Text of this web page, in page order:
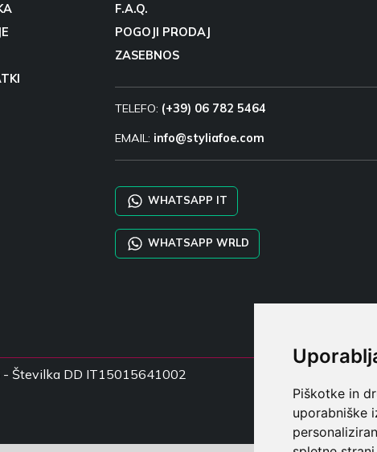
Piškotke in
uporabniške
F.A.Q.
POGOJI PRODAJ
ZASEBNOS
TELEFO: (+39) 06 782 5464
EMAIL: info@styliafoe.com
WHATSAPP IT
WHATSAPP WRLD
Številka DD IT15015641002